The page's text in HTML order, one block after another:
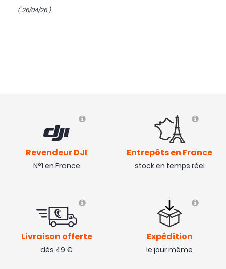
( 26/04/26 )
Revendeur DJI
N°1 en France
Entrepôts en France
stock en temps réel
Livraison offerte
dès 49 €
Expédition
le jour même